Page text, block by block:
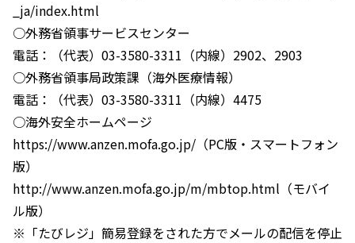
_ja/index.html
○外務省領事サービスセンター
電話：（代表）03-3580-3311（内線）2902、2903
○外務省領事局政策課（海外医療情報）
電話：（代表）03-3580-3311（内線）4475
○海外安全ホームページ
https://www.anzen.mofa.go.jp/（PC版・スマートフォン
版）
http://www.anzen.mofa.go.jp/m/mbtop.html（モバイ
ル版）
※「たびレジ」簡易登録をされた方でメールの配信を停止